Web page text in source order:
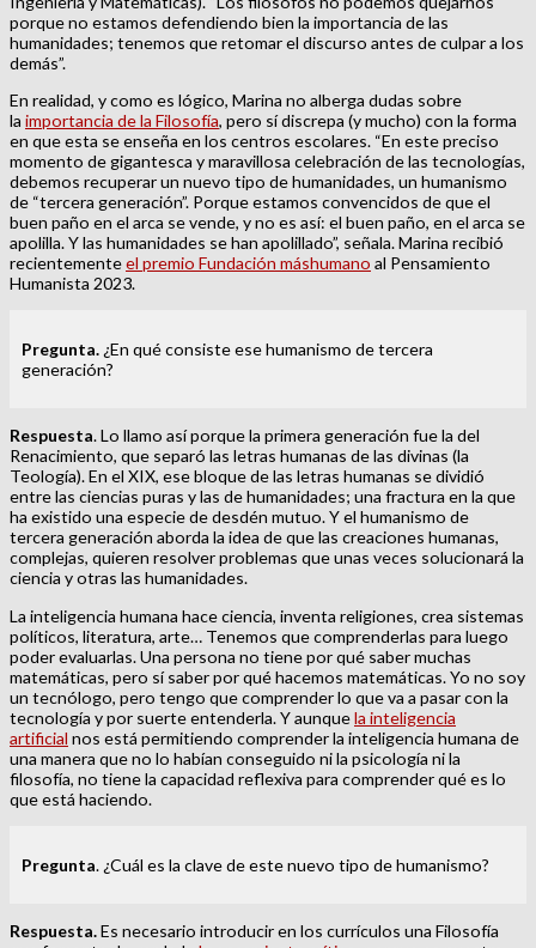
porque no estamos defendiendo bien la importancia de las
humanidades; tenemos que retomar el discurso antes de culpar a los
demás”.
En realidad, y como es lógico, Marina no alberga dudas sobre
la importancia de la Filosofía, pero sí discrepa (y mucho) con la forma
en que esta se enseña en los centros escolares. “En este preciso
momento de gigantesca y maravillosa celebración de las tecnologías,
debemos recuperar un nuevo tipo de humanidades, un humanismo
de “tercera generación”. Porque estamos convencidos de que el
buen paño en el arca se vende, y no es así: el buen paño, en el arca se
apolilla. Y las humanidades se han apolillado”, señala. Marina recibió
recientementeel premio Fundación máshumano al Pensamiento
Humanista 2023.
Pregunta. ¿En qué consiste ese humanismo de tercera
generación?
Respuesta. Lo llamo así porque la primera generación fue la del
Renacimiento, que separó las letras humanas de las divinas (la
Teología). En el XIX, ese bloque de las letras humanas se dividió
entre las ciencias puras y las de humanidades; una fractura en la que
ha existido una especie de desdén mutuo. Y el humanismo de
tercera generación aborda la idea de que las creaciones humanas,
complejas, quieren resolver problemas que unas veces solucionará la
ciencia y otras las humanidades.
La inteligencia humana hace ciencia, inventa religiones, crea sistemas
políticos, literatura, arte… Tenemos que comprenderlas para luego
poder evaluarlas. Una persona no tiene por qué saber muchas
matemáticas, pero sí saber por qué hacemos matemáticas. Yo no soy
un tecnólogo, pero tengo que comprender lo que va a pasar con la
tecnología y por suerte entenderla. Y aunquela inteligencia
artificial nos está permitiendo comprender la inteligencia humana de
una manera que no lo habían conseguido ni la psicología ni la
filosofía, no tiene la capacidad reflexiva para comprender qué es lo
que está haciendo.
Pregunta. ¿Cuál es la clave de este nuevo tipo de humanismo?
Respuesta.Es necesario introducir en los currículos una Filosofía